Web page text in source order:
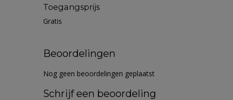
Toegangsprijs
Gratis
Beoordelingen
Nog geen beoordelingen geplaatst
Schrijf een beoordeling